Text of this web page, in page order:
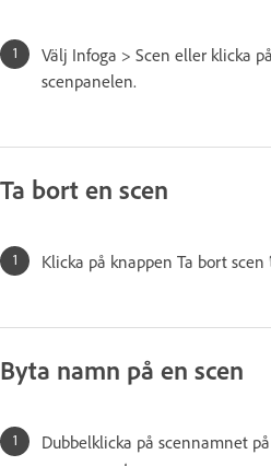
Välj Infoga > Scen eller klicka
scenpanelen.
Ta bort en scen
Klicka på knappen Ta bort scen
Byta namn på en scen
Dubbelklicka på scennamnet